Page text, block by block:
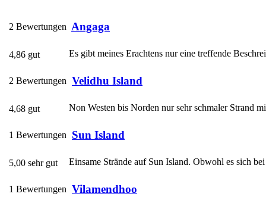
2 Bewertungen Angaga
Es gibt meines Erachtens nur eine treffende
4,86 gut
2 Bewertungen Velidhu Island
Non Westen bis Norden nur sehr schmaler Strand
4,68 gut
1 Bewertungen Sun Island
Einsame Strände auf Sun Island. Obwohl es sich
5,00 sehr gut
1 Bewertungen Vilamendhoo